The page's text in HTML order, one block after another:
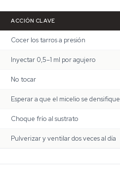
ACCIÓN CLAVE
Cocer los tarros a presión
Inyectar 0,5–1 ml por agujero
No tocar
Esperar a que el micelio se densifique
Choque frío al sustrato
Pulverizar y ventilar dos veces al día